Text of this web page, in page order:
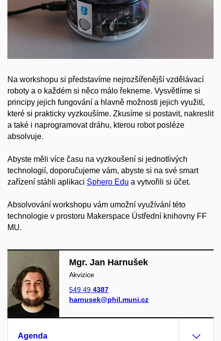
Na workshopu si představíme nejrozšířenější vzdělávací
roboty a o každém si něco málo řekneme. Vysvětlíme si
principy jejich fungování a hlavně možnosti jejich využití,
které si prakticky vyzkoušíme. Zkusíme si postavit, nakreslit
a také i naprogramovat dráhu, kterou robot posléze
absolvuje.
Abyste měli více času na vyzkoušení si jednotlivých
technologií, doporučujeme vám, abyste si na své smart
zařízení stáhli aplikaci Sphero Edu a vytvořili si účet.
Absolvování workshopu vám umožní využívání této
technologie v prostoru Makerspace Ústřední knihovny FF
MU.
Mgr. Jan Harnušek
Akvizice
549 49 4387
harnusek@phil.muni.cz
Agenda